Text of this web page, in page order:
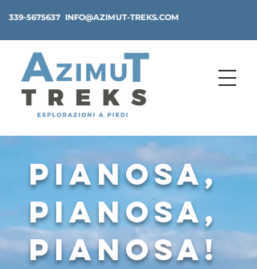
339-5675637 INFO@AZIMUT-TREKS.COM
pianosa,
pianosa,
pianosa!